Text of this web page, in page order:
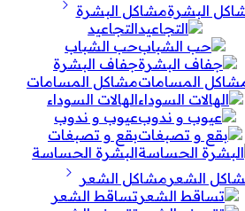
مشاكل البشرة
التجاعيد
حب الشباب
جفاف البشرة
مشاكل المسامات
الهالات السوداء
عيوب و ندوب
بقع و تصبغات
البشرة الحساسة
مشاكل الشعر
تساقط الشعر